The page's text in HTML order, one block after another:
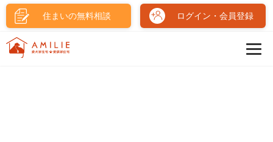
住まいの無料相談 ログイン・会員登録